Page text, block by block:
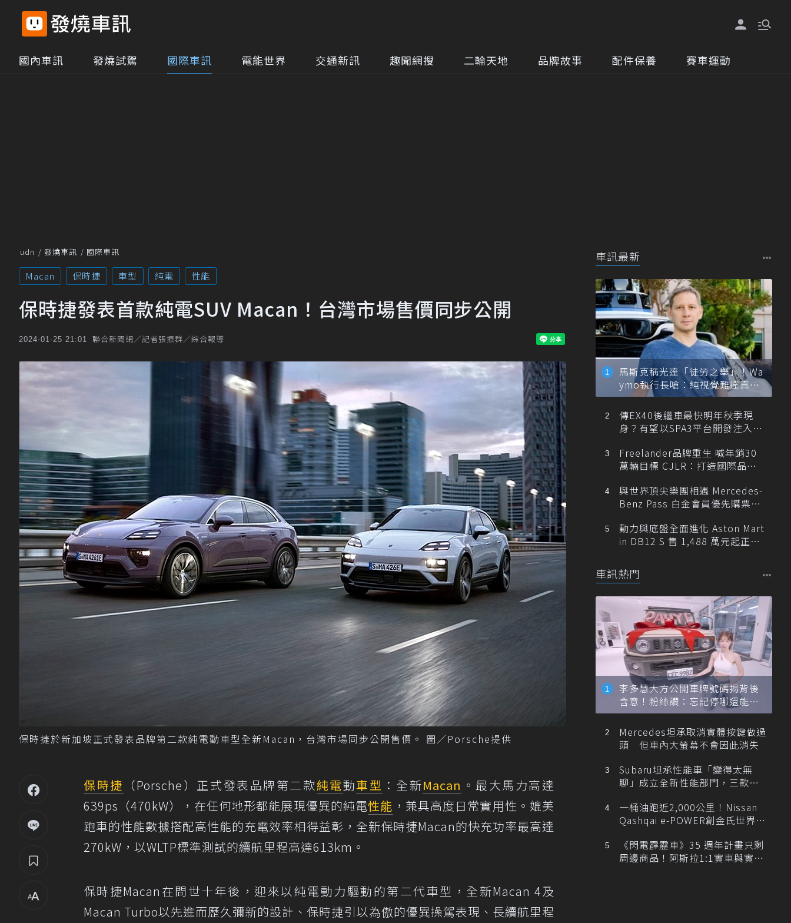
國內車訊 發燒試駕 國際車訊 電能世界 交通新訊 趣聞網搜 二輪天地 品牌故事 配件保養 賽車運動
udn 發燒車訊 國際車訊
Macan 保時捷 車型 純電 性能
保時捷發表首款純電SUV Macan！台灣市場售價同步公開
2024-01-25 21:01 聯合新聞網／記者張振群／綜合報導
保時捷於新加坡正式發表品牌第二款純電動車型全新Macan，台灣市場同步公開售價。 圖／Porsche提供
保時捷 （Porsche）正式發表品牌第二款純電動車型 ：全新Macan 。最大馬力高達
639ps（470kW），在任何地形都能展現優異的純電性能 ，兼具高度日常實用性。媲美
跑車的性能數據搭配高性能的充電效率相得益彰，全新保時捷Macan的快充功率最高達
270kW，以WLTP標準測試的續航里程高達613km。
保時捷Macan在問世十年後，迎來以純電動力驅動的第二代車型，全新Macan 4及
Macan Turbo以先進而歷久彌新的設計、保時捷引以為傲的優異操駕表現、長續航里程
車訊最新
馬斯克稱光達「徒勞之舉」！Wa
ymo執行長嗆：純視覺難達真正
自動駕駛
傳EX40後繼車最快明年秋季現
身？有望以SPA3平台開發注入80
Freelander品牌重生 喊年銷30
萬輛目標 CJLR：打造國際品牌
與世界頂尖樂團相遇 Mercedes-
Benz Pass 白金會員優先購票維
動力與底盤全面進化 Aston Mart
in DB12 S 售 1,488 萬元起正式
車訊熱門
李多慧大方公開車牌號碼揭背後
含意！粉絲讚：忘記停哪還能幫
忙找車
Mercedes坦承取消實體按鍵做過
頭 但車內大螢幕不會因此消失
Subaru坦承性能車「變得太無
聊」成立全新性能部門，三款手
一桶油跑近2,000公里！Nissan
Qashqai e-POWER創金氏世界紀
《閃電霹靂車》35 週年計畫只剩
周邊商品！阿斯拉1:1實車與實體